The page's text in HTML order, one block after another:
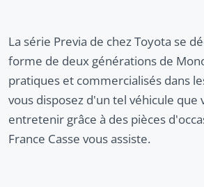
La série Previa de chez Toyota se
forme de deux générations de
pratiques et commercialisés dans
vous disposez d'un tel véhicule que
entretenir grâce à des pièces
France Casse vous assiste.